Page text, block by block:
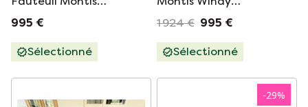
Lomas Cuir Highland
995 €
Sélectionné
Armchair Brown
1 924 € 995 €
Sélectionné
-29%